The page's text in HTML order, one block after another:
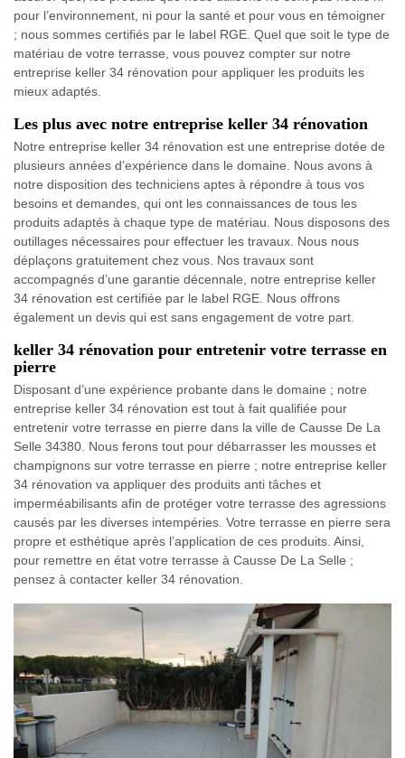
pour l’environnement, ni pour la santé et pour vous en témoigner
; nous sommes certifiés par le label RGE. Quel que soit le type de
matériau de votre terrasse, vous pouvez compter sur notre
entreprise keller 34 rénovation pour appliquer les produits les
mieux adaptés.
Les plus avec notre entreprise keller 34 rénovation
Notre entreprise keller 34 rénovation est une entreprise dotée de
plusieurs années d’expérience dans le domaine. Nous avons à
notre disposition des techniciens aptes à répondre à tous vos
besoins et demandes, qui ont les connaissances de tous les
produits adaptés à chaque type de matériau. Nous disposons des
outillages nécessaires pour effectuer les travaux. Nous nous
déplaçons gratuitement chez vous. Nos travaux sont
accompagnés d’une garantie décennale, notre entreprise keller
34 rénovation est certifiée par le label RGE. Nous offrons
également un devis qui est sans engagement de votre part.
keller 34 rénovation pour entretenir votre terrasse en
pierre
Disposant d’une expérience probante dans le domaine ; notre
entreprise keller 34 rénovation est tout à fait qualifiée pour
entretenir votre terrasse en pierre dans la ville de Causse De La
Selle 34380. Nous ferons tout pour débarrasser les mousses et
champignons sur votre terrasse en pierre ; notre entreprise keller
34 rénovation va appliquer des produits anti tâches et
imperméabilisants afin de protéger votre terrasse des agressions
causés par les diverses intempéries. Votre terrasse en pierre sera
propre et esthétique après l’application de ces produits. Ainsi,
pour remettre en état votre terrasse à Causse De La Selle ;
pensez à contacter keller 34 rénovation.